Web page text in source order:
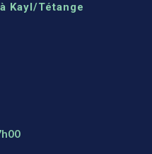
Kayl/Tétange